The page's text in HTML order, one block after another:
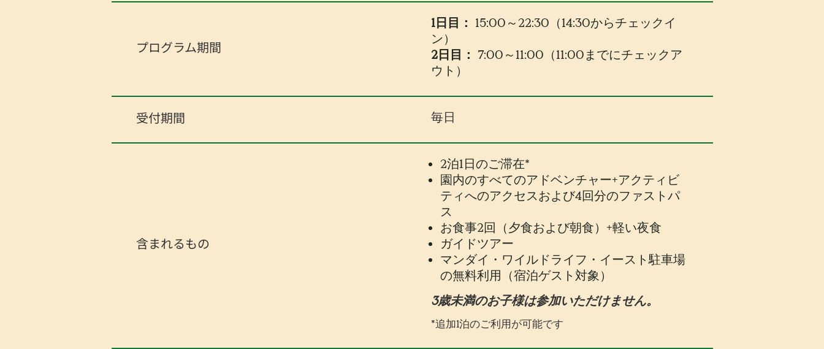
プログラム期間
1日目： 15:00～22:30（14:30からチェックイ
ン）
2日目： 7:00～11:00（11:00までにチェックア
ウト）
受付期間 毎日
含まれるもの
2泊1日のご滞在*
園内のすべてのアドベンチャー+アクティビ
ティへのアクセスおよび4回分のファストパ
ス
お食事2回（夕食および朝食）+軽い夜食
ガイドツアー
マンダイ・ワイルドライフ・イースト駐車場
の無料利用（宿泊ゲスト対象）
3歳未満のお子様は参加いただけません。
*追加1泊のご利用が可能です